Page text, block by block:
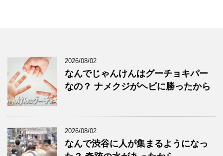
2026/08/02
なんでじゃんけんはグーチョキパー
なの？ ナメクジがヘビに勝ったから
2026/08/02
なんで渋谷に人が集まるようになっ